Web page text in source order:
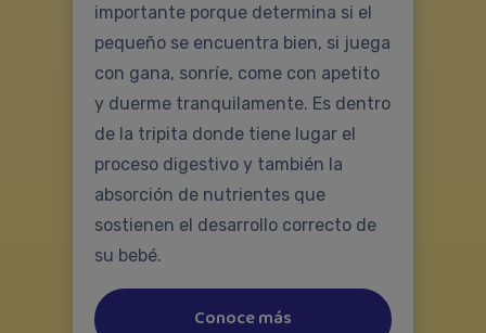
importante porque determina si el
pequeño se encuentra bien, si juega
con gana, sonríe, come con apetito
y duerme tranquilamente. Es dentro
de la tripita donde tiene lugar el
proceso digestivo y también la
absorción de nutrientes que
sostienen el desarrollo correcto de
su bebé.
Conoce más